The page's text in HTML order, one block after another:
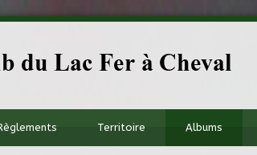
Territoire Albums